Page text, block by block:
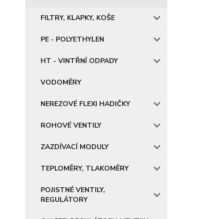
FILTRY, KLAPKY, KOŠE
PE - POLYETHYLEN
HT - VINTŘNÍ ODPADY
VODOMĚRY
NEREZOVÉ FLEXI HADIČKY
ROHOVÉ VENTILY
ZAZDÍVACÍ MODULY
TEPLOMĚRY, TLAKOMĚRY
POJISTNÉ VENTILY,
REGULÁTORY